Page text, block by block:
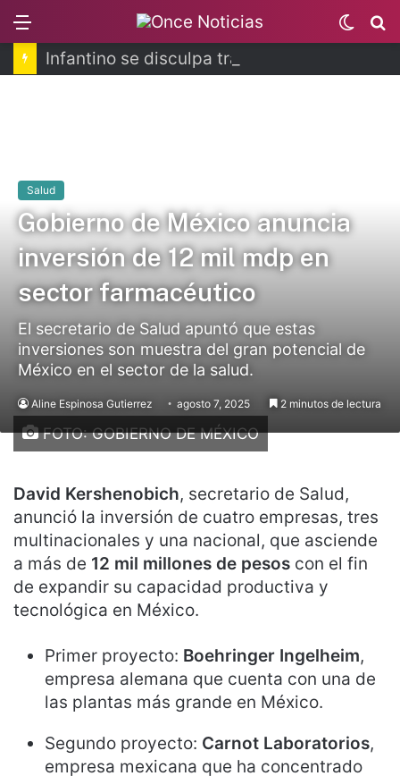
Menu
Switch
skin
Salud
Gobierno de México anuncia
inversión de 12 mil mdp en
sector farmacéutico
El secretario de Salud apuntó que estas
inversiones son muestra del gran potencial de
México en el sector de la salud.
Aline Espinosa Gutierrez agosto 7, 2025 2 minutos de lectura
FOTO: GOBIERNO DE MÉXICO
David Kershenobich, secretario de Salud,
anunció la inversión de cuatro empresas, tres
multinacionales y una nacional, que asciende
a más de 12 mil millones de pesos con el fin
de expandir su capacidad productiva y
tecnológica en México.
Primer proyecto: Boehringer Ingelheim,
empresa alemana que cuenta con una de
las plantas más grande en México.
Segundo proyecto: Carnot Laboratorios,
empresa mexicana que ha concentrado